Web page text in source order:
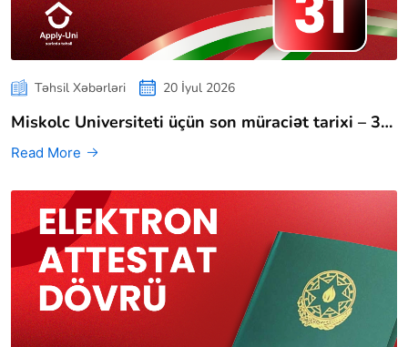
Təhsil Xəbərləri 20 İyul 2026
Miskolc Universiteti üçün son müraciət tarixi – 3…
Read More